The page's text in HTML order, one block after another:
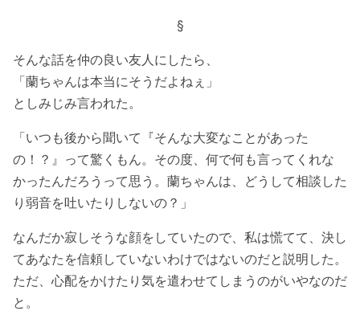
§
そんな話を仲の良い友人にしたら、
「蘭ちゃんは本当にそうだよねぇ」
としみじみ言われた。
「いつも後から聞いて『そんな大変なことがあった
の！？』って驚くもん。その度、何で何も言ってくれな
かったんだろうって思う。蘭ちゃんは、どうして相談した
り弱音を吐いたりしないの？」
なんだか寂しそうな顔をしていたので、私は慌てて、決し
てあなたを信頼していないわけではないのだと説明した。
ただ、心配をかけたり気を遣わせてしまうのがいやなのだ
と。